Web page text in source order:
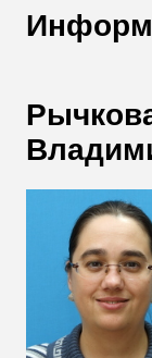
Т